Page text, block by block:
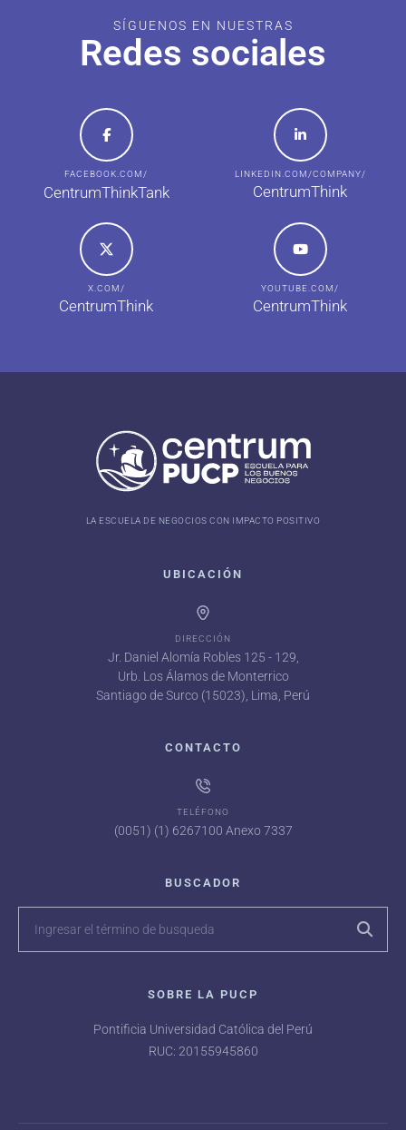
SÍGUENOS EN NUESTRAS
Redes sociales
FACEBOOK.COM/
CentrumThinkTank
LINKEDIN.COM/COMPANY/
CentrumThink
X.COM/
CentrumThink
YOUTUBE.COM/
CentrumThink
LA ESCUELA DE NEGOCIOS CON IMPACTO POSITIVO
UBICACIÓN
DIRECCIÓN
Jr. Daniel Alomía Robles 125 - 129,
Urb. Los Álamos de Monterrico
Santiago de Surco (15023), Lima, Perú
CONTACTO
TELÉFONO
(0051) (1) 6267100 Anexo 7337
BUSCADOR
SOBRE LA PUCP
Pontificia Universidad Católica del Perú
RUC: 20155945860